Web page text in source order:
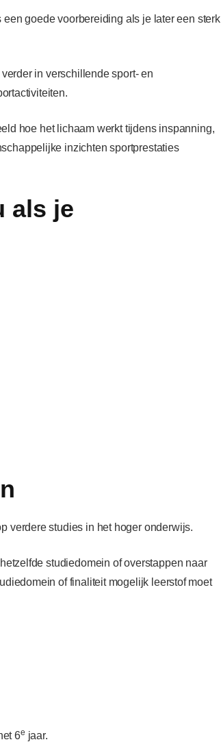
goede voorbereiding als je later een sterk
in verschillende sport- en
hoe het lichaam werkt tijdens inspanning,
inzichten sportprestaties
als je
verdere studies in het hoger onderwijs.
studiedomein of overstappen naar
of finaliteit mogelijk leerstof moet
6e jaar.